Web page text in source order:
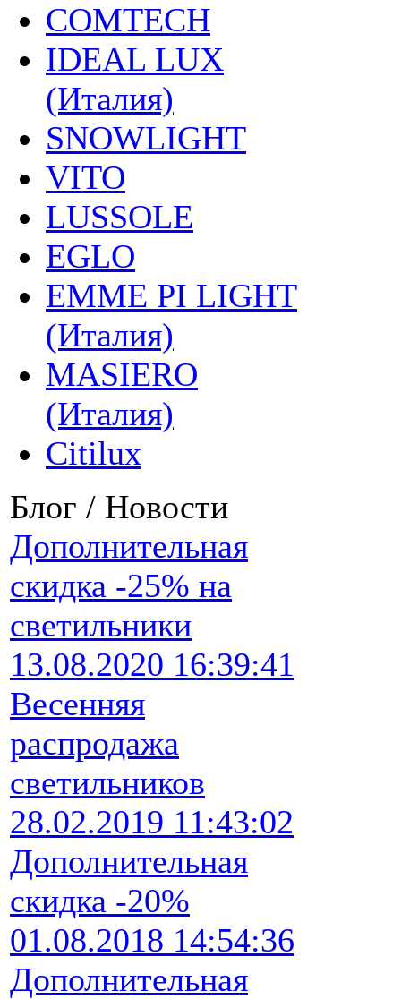
COMTECH
IDEAL LUX
(Италия)
SNOWLIGHT
VITO
LUSSOLE
EGLO
EMME PI LIGHT
(Италия)
MASIERO
(Италия)
Citilux
Блог / Новости
Дополнительная
скидка -25% на
светильники
13.08.2020 16:39:41
Весенняя
распродажа
светильников
28.02.2019 11:43:02
Дополнительная
скидка -20%
01.08.2018 14:54:36
Дополнительная